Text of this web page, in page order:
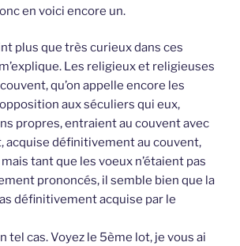
en voici encore un.
plus que très curieux dans ces
Les religieux et religieuses
qu’on appelle encore les
aux séculiers qui eux,
propres, entraient au couvent avec
acquise définitivement au couvent,
tant que les voeux n’étaient pas
prononcés, il semble bien que la
définitivement acquise par le
tel cas. Voyez le 5ème lot, je vous ai